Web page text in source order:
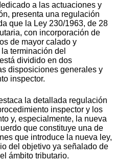
a las actuaciones y
presenta una regulación
que la Ley 230/1963, de 28
con incorporación de
de mayor calado y
terminación del
dividido en dos
disposiciones generales y
inspector.
la detallada regulación
inspector y los
y, especialmente, la nueva
que constituye una de
que introduce la nueva ley,
del objetivo ya señalado de
ámbito tributario.